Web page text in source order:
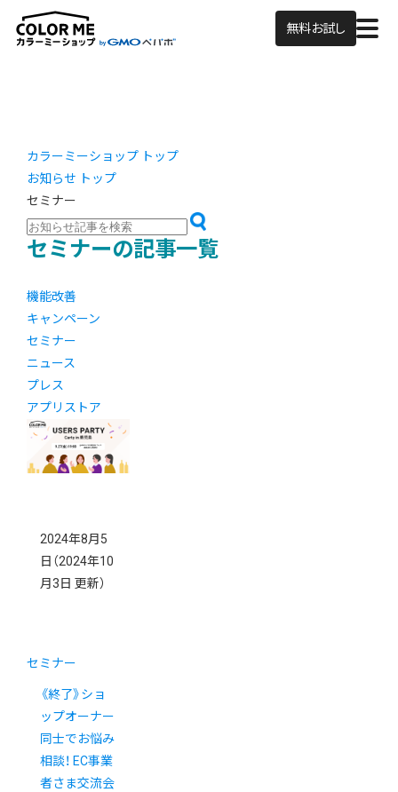
無料お試し
カラーミーショップ トップ
お知らせ トップ
セミナー
セミナーの記事一覧
機能改善
キャンペーン
セミナー
ニュース
プレス
アプリストア
2024年8月5
日 （2024年10
月3日 更新）
セミナー
《終了》ショ
ップオーナー
同士でお悩み
相談！ EC事業
者さま交流会